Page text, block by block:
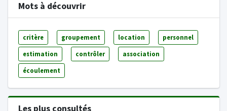
Mots à découvrir
critère groupement location personnel
estimation contrôler association
écoulement
Les plus consultés